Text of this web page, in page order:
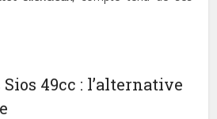
49cc : l’alternative